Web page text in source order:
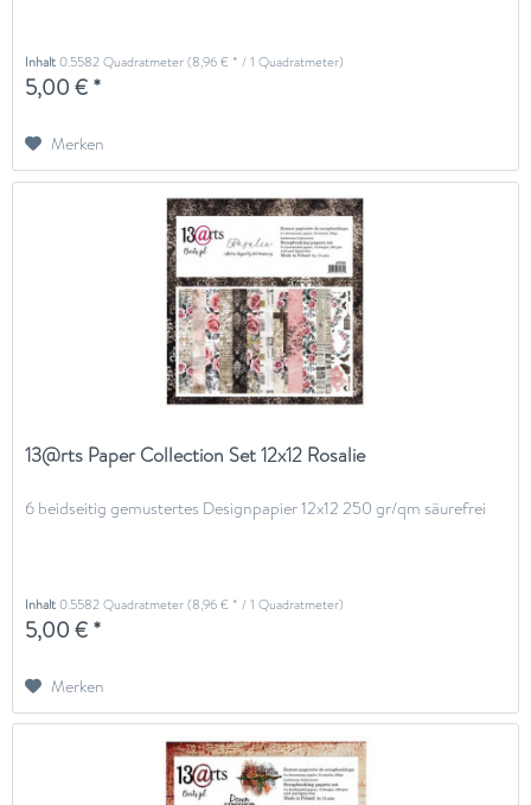
Inhalt0.5582 Quadratmeter(8,96 € * / 1 Quadratmeter)
5,00 € *
Merken
13@rts Paper Collection Set 12x12 Rosalie
6 beidseitig gemustertes Designpapier 12x12 250 gr/qm säurefrei
Inhalt0.5582 Quadratmeter(8,96 € * / 1 Quadratmeter)
5,00 € *
Merken